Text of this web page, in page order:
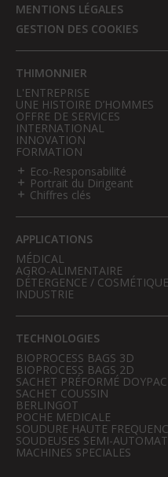
MENTIONS LÉGALES
GESTION DES COOKIES
THIMONNIER
L'ENTREPRISE
UNE HISTOIRE D’HOMMES
OFFRE DE SERVICES
INTERNATIONAL
INNOVATION
FORMATION
Eco-Responsabilité
Portrait du Dirigeant
Chiffres clés
APPLICATIONS
MÉDICAL
AGRO-ALIMENTAIRE
DÉTERGENCE / COSMÉTIQUE
INDUSTRIE
TECHNOLOGIES
BIOPROCESS BAGS 3D
BIOPROCESS BAGS 2D
SACHET PRÉFORMÉ
SACHET COUSSIN
BERLINGOT
POCHE MEDICALE
SOUDURE HAUTE
SOUDEUSES SEMI-
MACHINES SPECIALES